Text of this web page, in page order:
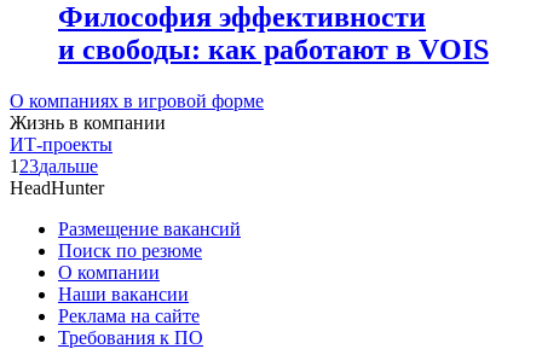
Философия эффективности
и свободы: как работают в VOIS
О компаниях в игровой форме
Жизнь в компании
ИТ-проекты
1 23дальше
HeadHunter
Размещение вакансий
Поиск по резюме
О компании
Наши вакансии
Реклама на сайте
Требования к ПО